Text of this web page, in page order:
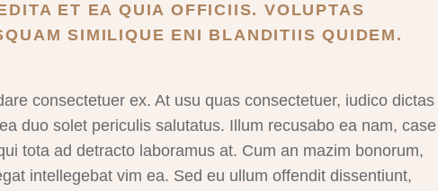
ET EA QUIA OFFICIIS. VOLUPTAS
SIMILIQUE ENI BLANDITIIS QUIDEM.
consectetuer ex. At usu quas consectetuer, iudico dictas
duo solet periculis salutatus. Illum recusabo ea nam, case
tota ad detracto laboramus at. Cum an mazim bonorum,
intellegebat vim ea. Sed eu ullum offendit dissentiunt,